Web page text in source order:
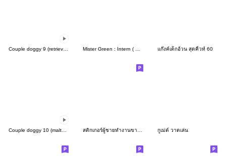
Couple doggy 9 (retriever) Mister Green : Intern ( M.D. ) แก๊งค์เด็กอ้วน สุดคิ้วท์ 60
กูเม่ต์ วาดเล่น